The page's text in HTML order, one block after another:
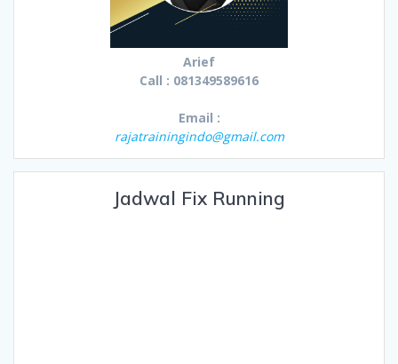
Arief
Call : 081349589616
Email :
rajatrainingindo@gmail.com
Jadwal Fix Running